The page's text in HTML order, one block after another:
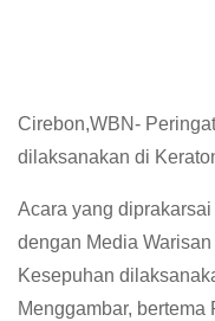
Cirebon,WBN-
dilaksanakan di
Acara yang
dengan Media
Kesepuhan
Menggambar,